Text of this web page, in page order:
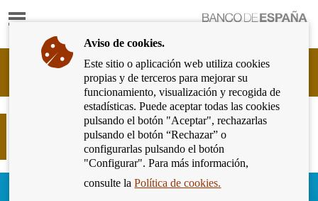
Mostrar
Ir
página
de
inicio
del
Banco
de
España
Cliente
Bancario
Banco
España
Eurosistema,
¿Necesitas cambiar divisas? Esto te
Aviso de cookies.
Este sitio o aplicación web utiliza cookies
propias y de terceros para mejorar su
funcionamiento, visualización y recogida de
estadísticas. Puede aceptar todas las cookies
pulsando el botón "Aceptar", rechazarlas
pulsando el botón “Rechazar” o
configurarlas pulsando el botón
"Configurar". Para más información,
consulte laPolítica de cookies.